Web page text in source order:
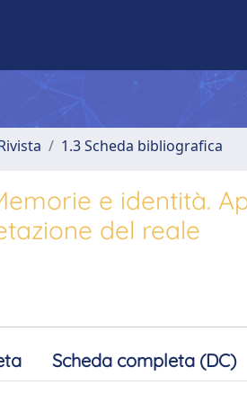
1.3 Scheda bibliografica
e identità.
del reale
Scheda completa (DC)